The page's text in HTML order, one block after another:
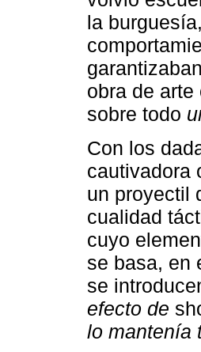
la
obra de
sobre todo
Con los
cautivadora
un proyectil
cualidad
cuyo
se basa, en
se
efecto de
lo mantenía